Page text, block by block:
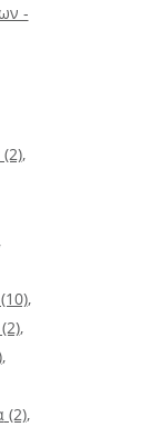
-
(2)
(2)
(2)